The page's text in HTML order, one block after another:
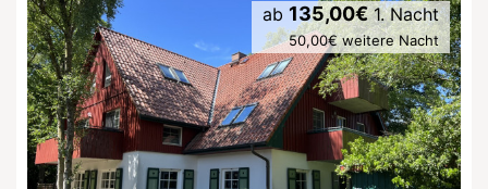
ab 135,00€1. Nacht
50,00€ weitere Nacht